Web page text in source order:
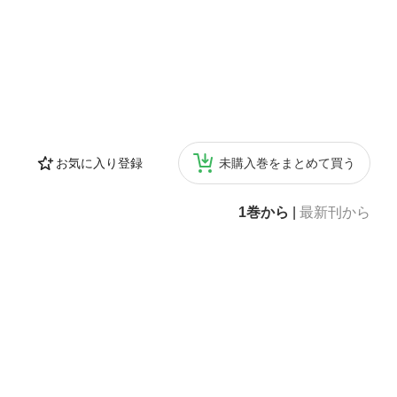
お気に入り登録 未購入巻をまとめて買う
1巻から 最新刊から